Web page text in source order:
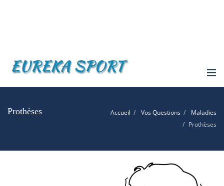
Prothèses Accueil Vos Questions
Maladies
Prothèses